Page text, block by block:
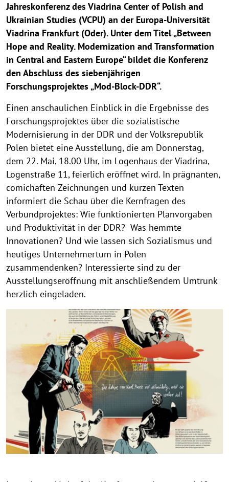
Jahreskonferenz des Viadrina Center of Polish and
Ukrainian Studies (VCPU) an der Europa-Universität
Viadrina Frankfurt (Oder). Unter dem Titel „Between
Hope and Reality. Modernization and Transformation
in Central and Eastern Europe“ bildet die Konferenz
den Abschluss des siebenjährigen
Forschungsprojektes „Mod-Block-DDR“.
Einen anschaulichen Einblick in die Ergebnisse des
Forschungsprojektes über die sozialistische
Modernisierung in der DDR und der Volksrepublik
Polen bietet eine Ausstellung, die am Donnerstag,
dem 22. Mai, 18.00 Uhr, im Logenhaus der Viadrina,
Logenstraße 11, feierlich eröffnet wird. In prägnanten,
comichaften Zeichnungen und kurzen Texten
informiert die Schau über die Kernfragen des
Verbundprojektes: Wie funktionierten Planvorgaben
und Produktivität in der DDR? Was hemmte
Innovationen? Und wie lassen sich Sozialismus und
heutiges Unternehmertum in Polen
zusammendenken? Interessierte sind zu der
Ausstellungseröffnung mit anschließendem Umtrunk
herzlich eingeladen.